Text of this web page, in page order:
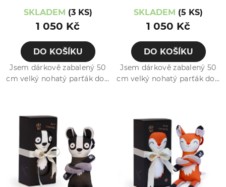
Kamarád / Myška
SKLADEM (3 KS)
1 050 Kč
DO KOŠÍKU
Jsem dárkově zabalený 50
cm velký nohatý parťák do...
Kamarád /
Kočička
SKLADEM (5 KS)
1 050 Kč
DO KOŠÍKU
Jsem dárkově zabalený 50
cm velký nohatý parťák do...